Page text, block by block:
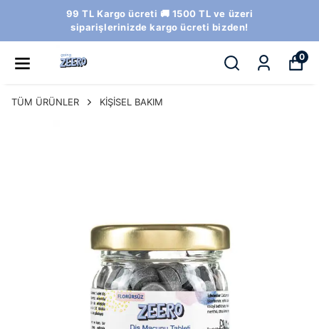
99 TL Kargo ücreti 🚚 1500 TL ve üzeri
siparişlerinizde kargo ücreti bizden!
0
TÜM ÜRÜNLER KİŞİSEL BAKIM